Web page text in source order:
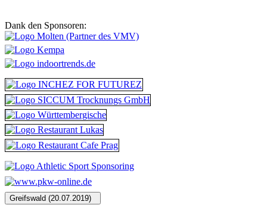
Dank den Sponsoren: